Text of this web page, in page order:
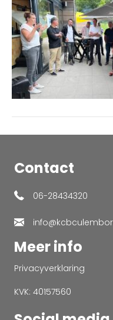
Contact
06-28434320
Meer info
Privacyverklaring
KVK: 40157560